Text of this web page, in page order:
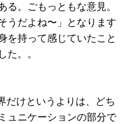
る。ごもっともな意見。
うだよね〜」となります
を持って感じていたこと
た。。
だけというよりは、どち
ュニケーションの部分で